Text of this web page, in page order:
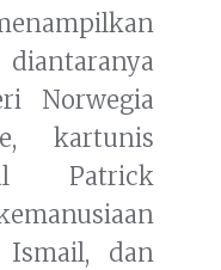
Norwegia
kartunis
Patrick
Ismail, dan